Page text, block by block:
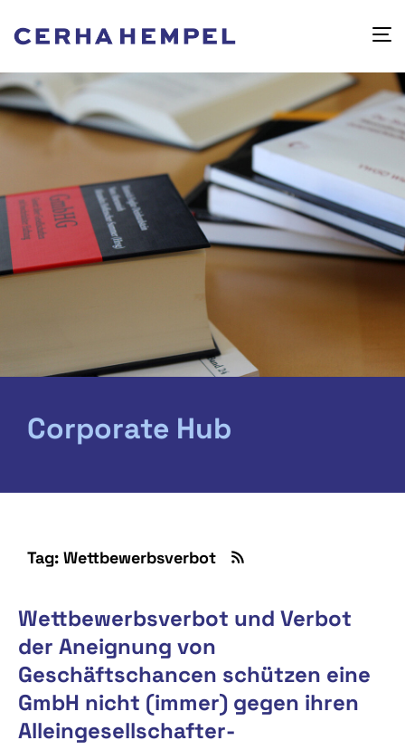
Corporate Hub
Tag: Wettbewerbsverbot
Wettbewerbsverbot und Verbot
der Aneignung von
Geschäftschancen schützen eine
GmbH nicht (immer) gegen ihren
Alleingesellschafter-